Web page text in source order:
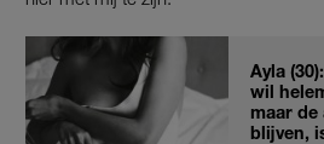
Ayla
wil
maar
blijven,